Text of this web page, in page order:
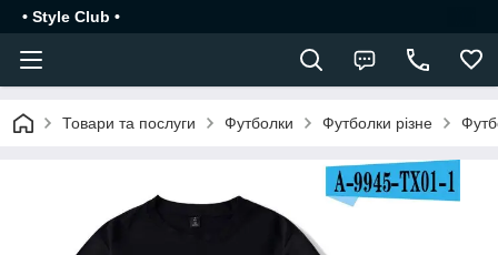
• Style Club •
Товари та послуги Футболки Футболки різне